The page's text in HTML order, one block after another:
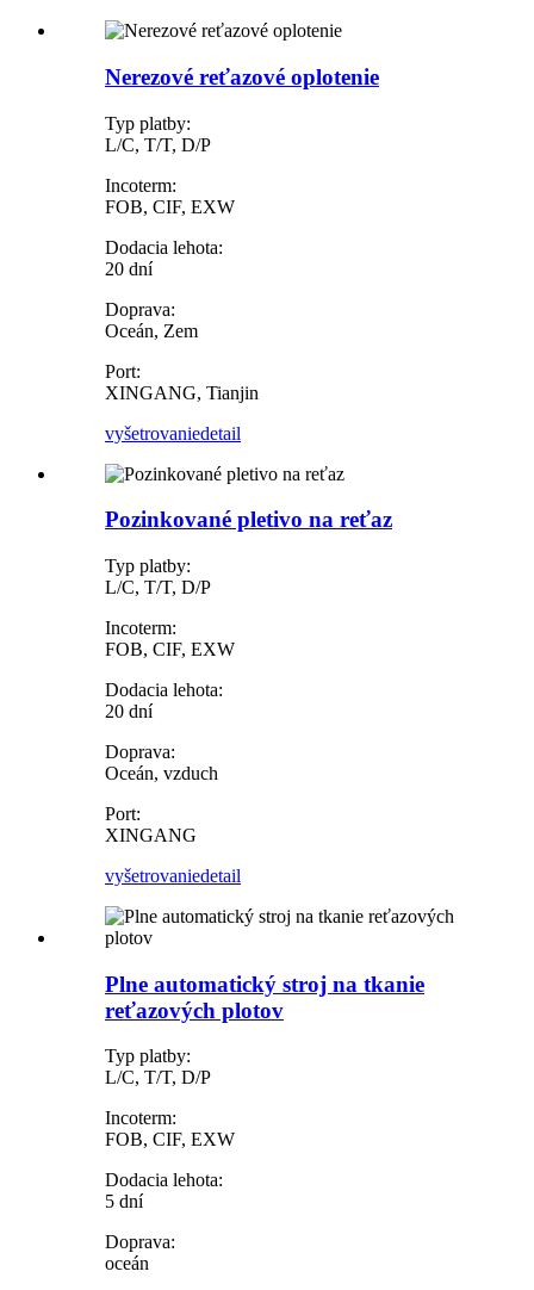
Nerezové reťazové oplotenie
Typ platby:
L/C, T/T, D/P
Incoterm:
FOB, CIF, EXW
Dodacia lehota:
20 dní
Doprava:
Oceán, Zem
Port:
XINGANG, Tianjin
vyšetrovaniedetail
Pozinkované pletivo na reťaz
Typ platby:
L/C, T/T, D/P
Incoterm:
FOB, CIF, EXW
Dodacia lehota:
20 dní
Doprava:
Oceán, vzduch
Port:
XINGANG
vyšetrovaniedetail
Plne automatický stroj na tkanie
reťazových plotov
Typ platby:
L/C, T/T, D/P
Incoterm:
FOB, CIF, EXW
Dodacia lehota:
5 dní
Doprava:
oceán